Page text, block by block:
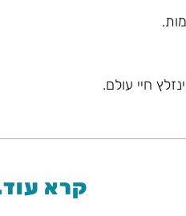
חיי עולם.
קרא